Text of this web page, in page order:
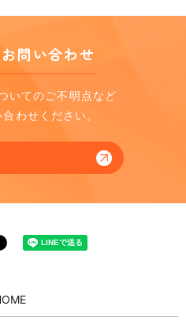
問い合わせ
いてのご不明点など
わせください。